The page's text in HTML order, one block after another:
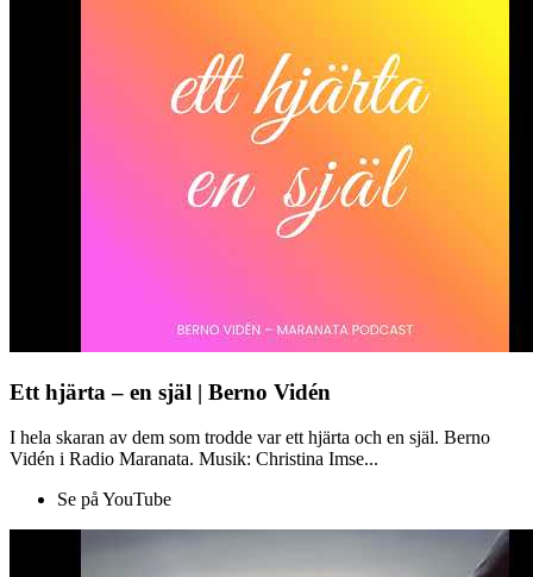
Ett hjärta – en själ | Berno Vidén
I hela skaran av dem som trodde var ett hjärta och en själ. Berno
Vidén i Radio Maranata. Musik: Christina Imse...
Se på YouTube